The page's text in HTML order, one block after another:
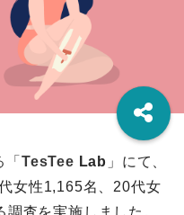
TesTee Lab 」にて、
女性1,165名、20代女